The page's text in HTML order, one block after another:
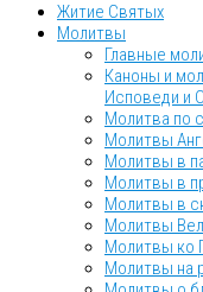
Житие Святых
Молитвы
Главные
Каноны и
Исповеди и
Молитва по
Молитвы
Молитвы в
Молитвы в
Молитвы в
Молитвы
Молитвы ко
Молитвы на